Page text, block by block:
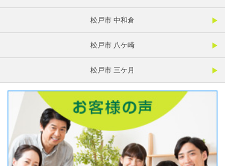
松戸市 中和倉
松戸市 八ケ崎
松戸市 三ケ月